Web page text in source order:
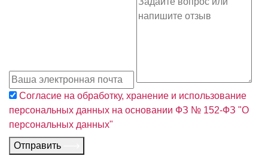
Согласие на обработку, хранение и использование
персональных данных на основании ФЗ № 152-ФЗ "О
персональных данных"
Отправить